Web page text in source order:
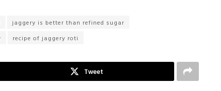
jaggery is better than refined sugar
recipe of jaggery roti
Tweet